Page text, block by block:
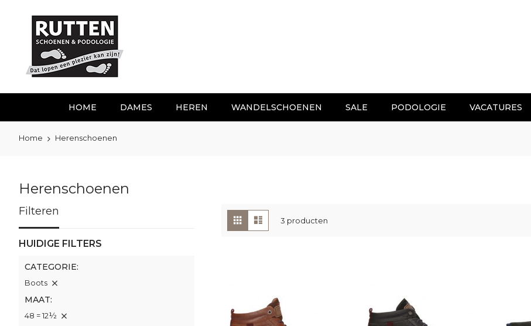
inhoud
HOME DAMES HEREN WANDELSCHOENEN SALE PODOLOGIE VACATURES
Home Herenschoenen
Herenschoenen
Tonen
als
Foto-
tabel
3 producten
Filteren
HUIDIGE FILTERS
CATEGORIE
Boots
MAAT
48 = 12½